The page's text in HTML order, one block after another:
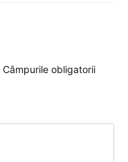
Câmpurile obligatorii